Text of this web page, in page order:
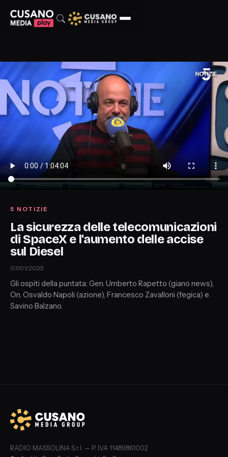
5 NOTIZIE
La sicurezza delle telecomunicazioni
di SpaceX e l'aumento delle accise
sul Diesel
07/01/2025
Gli ospiti della puntata: Gen. Umberto Rapetto (giano news),
On. Osvaldo Napoli (azione), Francesco Zavalloni (fegica) e
Savino Balzano.
RADIO MASSOLINA S.r.l. — P. IVA 11489861002